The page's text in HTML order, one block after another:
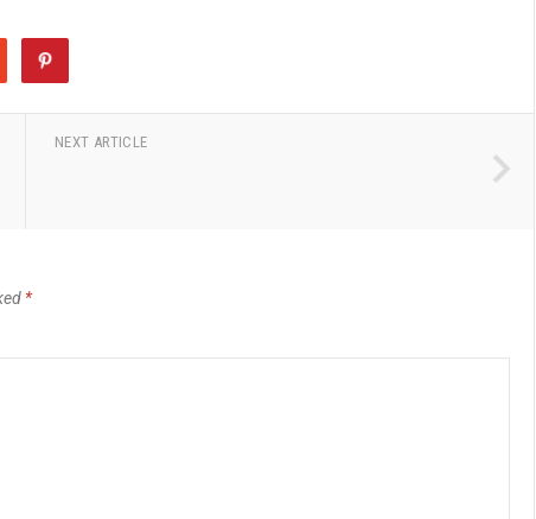
NEXT ARTICLE
*